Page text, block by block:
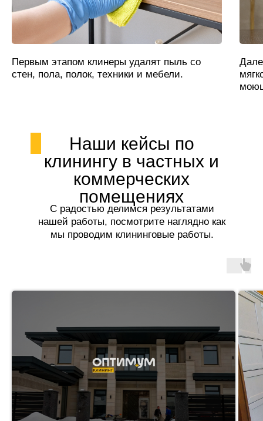
Первым этапом клинеры удалят пыль со
стен, пола, полок, техники и мебели.
Наши кейсы по
клинингу в частных и
коммерческих
помещениях
С радостью делимся результатами
нашей работы, посмотрите наглядно как
мы проводим клининговые работы.